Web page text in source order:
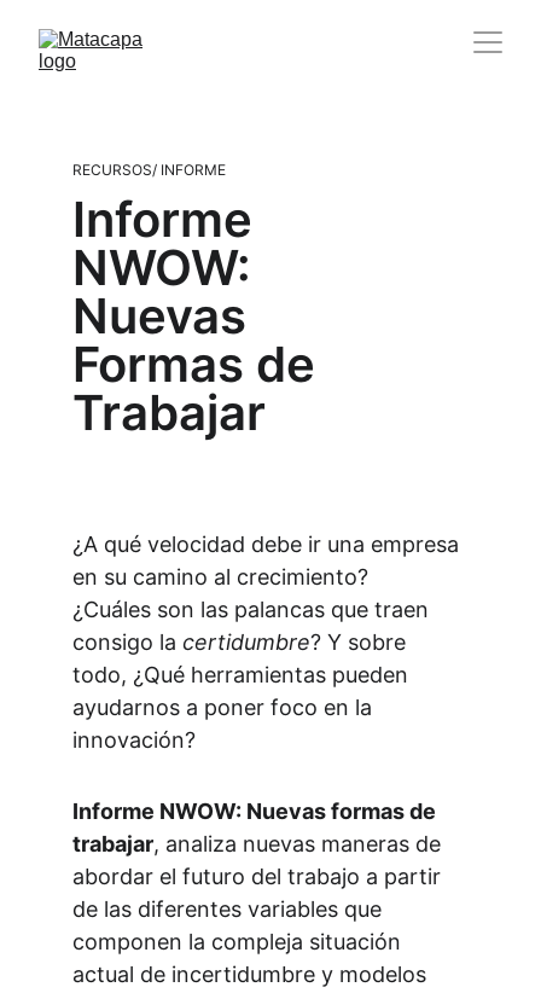
Informe
NWOW:
Nuevas
Formas de
Trabajar
¿A qué velocidad debe ir una empresa
en su camino al crecimiento?
¿Cuáles son las palancas que traen
consigo la certidumbre? Y sobre
todo, ¿Qué herramientas pueden
ayudarnos a poner foco en la
innovación?
Informe NWOW: Nuevas formas de
trabajar, analiza nuevas maneras de
abordar el futuro del trabajo a partir
de las diferentes variables que
componen la compleja situación
actual de incertidumbre y modelos
RECURSOS/ INFORME